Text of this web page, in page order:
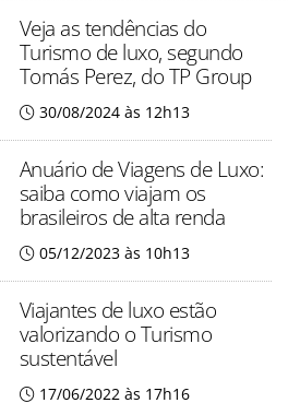
Veja as tendências do
Turismo de luxo, segundo
Tomás Perez, do TP Group
30/08/2024 às 12h13
Anuário de Viagens de Luxo:
saiba como viajam os
brasileiros de alta renda
05/12/2023 às 10h13
Viajantes de luxo estão
valorizando o Turismo
sustentável
17/06/2022 às 17h16